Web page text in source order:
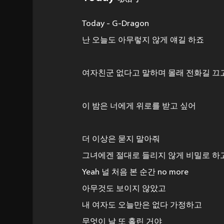
Today - G-Dragon
난 오늘도 아무렇지 않게 얘길 하죠
여자친군 없다고 말하며 몰래 전화길 끄
이 밤은 너에게 위로를 받고 싶어
더 이상은 묻지 말아줘
그녀에겐 절대로 들리지 않게 비밀로 하
Yeah 널 처음 본 순간 no more
아무것도 보이지 않았고
내 여자도 오늘만은 없다 가정하고
무엇이 날 또 홀린 거야